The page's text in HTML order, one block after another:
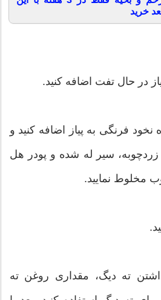
خرید
در حال تفت اضافه کنید.
فرنگی به پیاز اضافه کنید و
سیر له شده و پودر هل
مخلوط نمایید.
ته دیگ، مقداری روغن ته